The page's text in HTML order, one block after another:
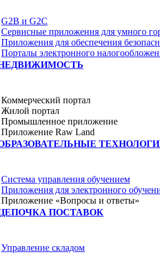
G2B и G2C
Сервисные приложения для умного
Приложения для обеспечения
Порталы электронного
Коммерческий портал
Жилой портал
Промышленное приложение
Приложение Raw Land
Система управления обучением
Приложения для электронного
Приложение «Вопросы и ответы»
ПОСТАВОК
Управление складом